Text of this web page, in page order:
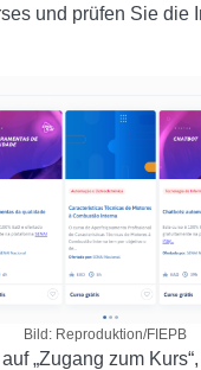
und prüfen Sie die
Bild: Reproduktion/FIEPB
„Zugang zum